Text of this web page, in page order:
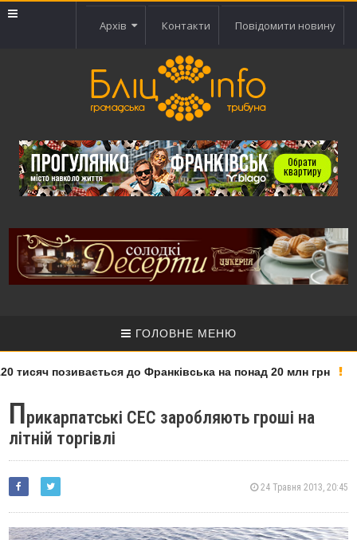
Архів Контакти Повідомити новину
ГОЛОВНЕ МЕНЮ
позивається до Франківська на понад 20 млн грн
Прикарпатські СЕС заробляють гроші на
літній торгівлі
24 Травня 2013, 20:45